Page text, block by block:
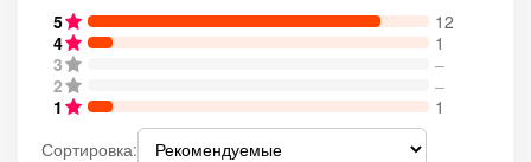
5
12
4
1
3
–
2
–
1
1
Сортировка: